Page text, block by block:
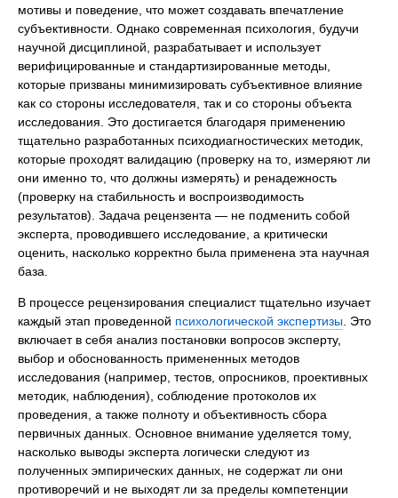
мотивы и поведение, что может создавать впечатление
субъективности. Однако современная психология, будучи
научной дисциплиной, разрабатывает и использует
верифицированные и стандартизированные методы,
которые призваны минимизировать субъективное влияние
как со стороны исследователя, так и со стороны объекта
исследования. Это достигается благодаря применению
тщательно разработанных психодиагностических методик,
которые проходят валидацию (проверку на то, измеряют ли
они именно то, что должны измерять) и ренадежность
(проверку на стабильность и воспроизводимость
результатов). Задача рецензента — не подменить собой
эксперта, проводившего исследование, а критически
оценить, насколько корректно была применена эта научная
база.
В процессе рецензирования специалист тщательно изучает
каждый этап проведенной психологической экспертизы. Это
включает в себя анализ постановки вопросов эксперту,
выбор и обоснованность примененных методов
исследования (например, тестов, опросников, проективных
методик, наблюдения), соблюдение протоколов их
проведения, а также полноту и объективность сбора
первичных данных. Основное внимание уделяется тому,
насколько выводы эксперта логически следуют из
полученных эмпирических данных, не содержат ли они
противоречий и не выходят ли за пределы компетенции